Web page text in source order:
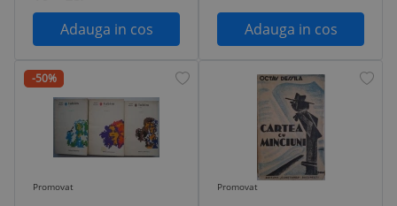
Adauga in cos
Adauga in cos
-50%
Promovat Promovat